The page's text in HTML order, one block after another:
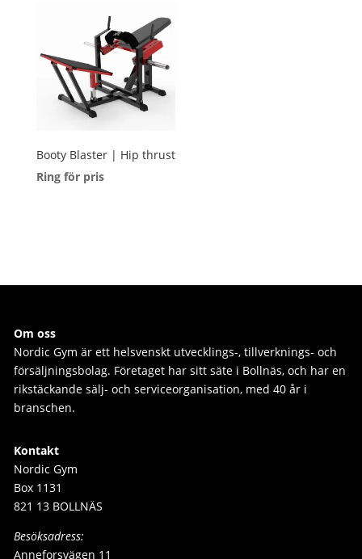
Booty Blaster | Hip thrust
Ring för pris
Om oss
Nordic Gym är ett helsvenskt utvecklings-, tillverknings- och
försäljningsbolag. Företaget har sitt säte i Bollnäs, och har en
rikstäckande sälj- och serviceorganisation, med 40 år i
branschen.
Kontakt
Nordic Gym
Box 1131
821 13 BOLLNÄS
Besöksadress:
Anneforsvägen 11